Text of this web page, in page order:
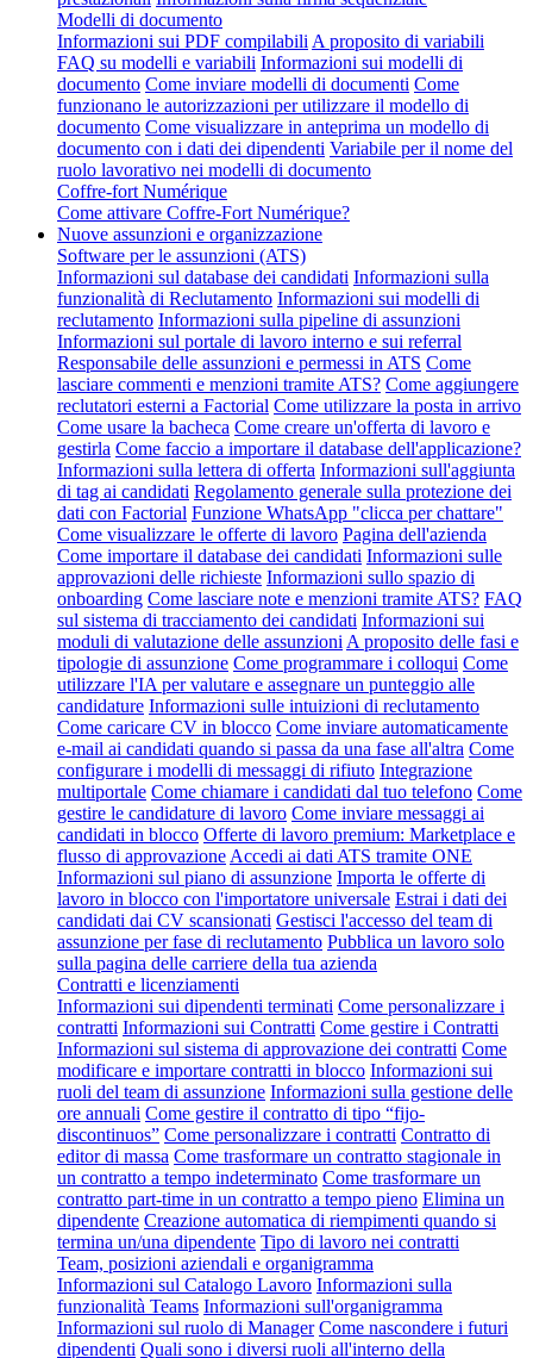
Modelli di documento
Informazioni sui PDF compilabili A proposito di variabili
FAQ su modelli e variabili Informazioni sui modelli di
documento Come inviare modelli di documenti Come
funzionano le autorizzazioni per utilizzare il modello di
documento Come visualizzare in anteprima un modello di
documento con i dati dei dipendenti Variabile per il nome del
ruolo lavorativo nei modelli di documento
Coffre-fort Numérique
Come attivare Coffre-Fort Numérique?
Nuove assunzioni e organizzazione
Software per le assunzioni (ATS)
Informazioni sul database dei candidati Informazioni sulla
funzionalità di Reclutamento Informazioni sui modelli di
reclutamento Informazioni sulla pipeline di assunzioni
Informazioni sul portale di lavoro interno e sui referral
Responsabile delle assunzioni e permessi in ATS Come
lasciare commenti e menzioni tramite ATS? Come aggiungere
reclutatori esterni a Factorial Come utilizzare la posta in arrivo
Come usare la bacheca Come creare un'offerta di lavoro e
gestirla Come faccio a importare il database dell'applicazione?
Informazioni sulla lettera di offerta Informazioni sull'aggiunta
di tag ai candidati Regolamento generale sulla protezione dei
dati con Factorial Funzione WhatsApp "clicca per chattare"
Come visualizzare le offerte di lavoro Pagina dell'azienda
Come importare il database dei candidati Informazioni sulle
approvazioni delle richieste Informazioni sullo spazio di
onboarding Come lasciare note e menzioni tramite ATS? FAQ
sul sistema di tracciamento dei candidati Informazioni sui
moduli di valutazione delle assunzioni A proposito delle fasi e
tipologie di assunzione Come programmare i colloqui Come
utilizzare l'IA per valutare e assegnare un punteggio alle
candidature Informazioni sulle intuizioni di reclutamento
Come caricare CV in blocco Come inviare automaticamente
e-mail ai candidati quando si passa da una fase all'altra Come
configurare i modelli di messaggi di rifiuto Integrazione
multiportale Come chiamare i candidati dal tuo telefono Come
gestire le candidature di lavoro Come inviare messaggi ai
candidati in blocco Offerte di lavoro premium: Marketplace e
flusso di approvazione Accedi ai dati ATS tramite ONE
Informazioni sul piano di assunzione Importa le offerte di
lavoro in blocco con l'importatore universale Estrai i dati dei
candidati dai CV scansionati Gestisci l'accesso del team di
assunzione per fase di reclutamento Pubblica un lavoro solo
sulla pagina delle carriere della tua azienda
Contratti e licenziamenti
Informazioni sui dipendenti terminati Come personalizzare i
contratti Informazioni sui Contratti Come gestire i Contratti
Informazioni sul sistema di approvazione dei contratti Come
modificare e importare contratti in blocco Informazioni sui
ruoli del team di assunzione Informazioni sulla gestione delle
ore annuali Come gestire il contratto di tipo “fijo-
discontinuos” Come personalizzare i contratti Contratto di
editor di massa Come trasformare un contratto stagionale in
un contratto a tempo indeterminato Come trasformare un
contratto part-time in un contratto a tempo pieno Elimina un
dipendente Creazione automatica di riempimenti quando si
termina un/una dipendente Tipo di lavoro nei contratti
Team, posizioni aziendali e organigramma
Informazioni sul Catalogo Lavoro Informazioni sulla
funzionalità Teams Informazioni sull'organigramma
Informazioni sul ruolo di Manager Come nascondere i futuri
dipendenti Quali sono i diversi ruoli all'interno della